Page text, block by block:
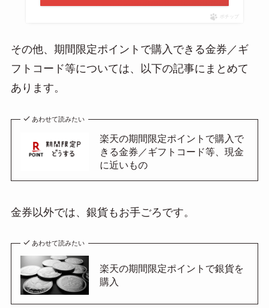
ポチップ
その他、期間限定ポイントで購入できる金券／ギ
フトコード等については、以下の記事にまとめて
あります。
あわせて読みたい
楽天の期間限定ポイントで購入で
きる金券／ギフトコード等、現金
に近いもの
金券以外では、銀貨もお手ごろです。
あわせて読みたい
楽天の期間限定ポイントで銀貨を
購入